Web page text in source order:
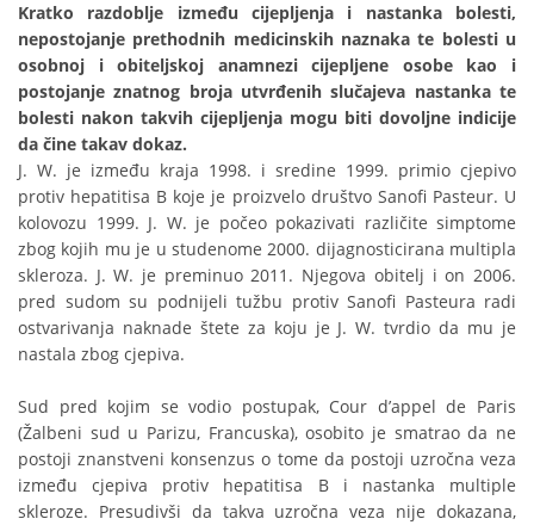
Kratko razdoblje između cijepljenja i nastanka bolesti,
nepostojanje prethodnih medicinskih naznaka te bolesti u
osobnoj i obiteljskoj anamnezi cijepljene osobe kao i
postojanje znatnog broja utvrđenih slučajeva nastanka te
bolesti nakon takvih cijepljenja mogu biti dovoljne indicije
da čine takav dokaz.
J. W. je između kraja 1998. i sredine 1999. primio cjepivo
protiv hepatitisa B koje je proizvelo društvo Sanofi Pasteur. U
kolovozu 1999. J. W. je počeo pokazivati različite simptome
zbog kojih mu je u studenome 2000. dijagnosticirana multipla
skleroza. J. W. je preminuo 2011. Njegova obitelj i on 2006.
pred sudom su podnijeli tužbu protiv Sanofi Pasteura radi
ostvarivanja naknade štete za koju je J. W. tvrdio da mu je
nastala zbog cjepiva.
Sud pred kojim se vodio postupak, Cour d’appel de Paris
(Žalbeni sud u Parizu, Francuska), osobito je smatrao da ne
postoji znanstveni konsenzus o tome da postoji uzročna veza
između cjepiva protiv hepatitisa B i nastanka multiple
skleroze. Presudivši da takva uzročna veza nije dokazana,